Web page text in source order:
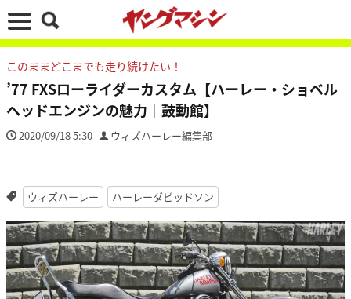
このままどこまでも走り続けたい！
’77 FXSローライダーカスタム【ハーレー・ショベル
ヘッドエンジンの魅力｜鼓動館】
2020/09/18 5:30 ウィズハーレー編集部
ウィズハーレー ハーレーダビッドソン